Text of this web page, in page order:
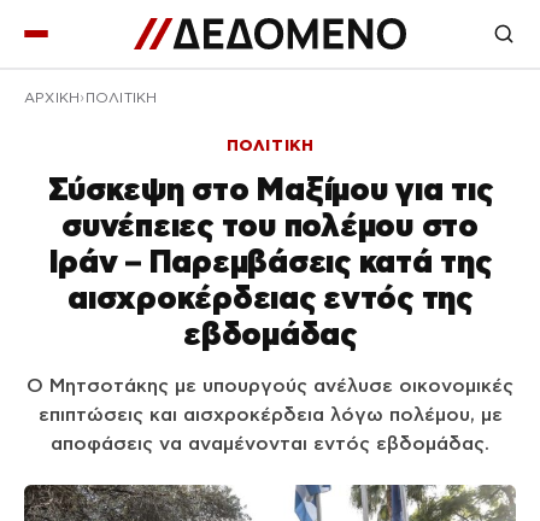
ΑΡΧΙΚΉ ΠΟΛΙΤΙΚΗ
ΠΟΛΙΤΙΚΗ
Σύσκεψη στο Μαξίμου για τις
συνέπειες του πολέμου στο
Ιράν – Παρεμβάσεις κατά της
αισχροκέρδειας εντός της
εβδομάδας
Ο Μητσοτάκης με υπουργούς ανέλυσε οικονομικές
επιπτώσεις και αισχροκέρδεια λόγω πολέμου, με
αποφάσεις να αναμένονται εντός εβδομάδας.